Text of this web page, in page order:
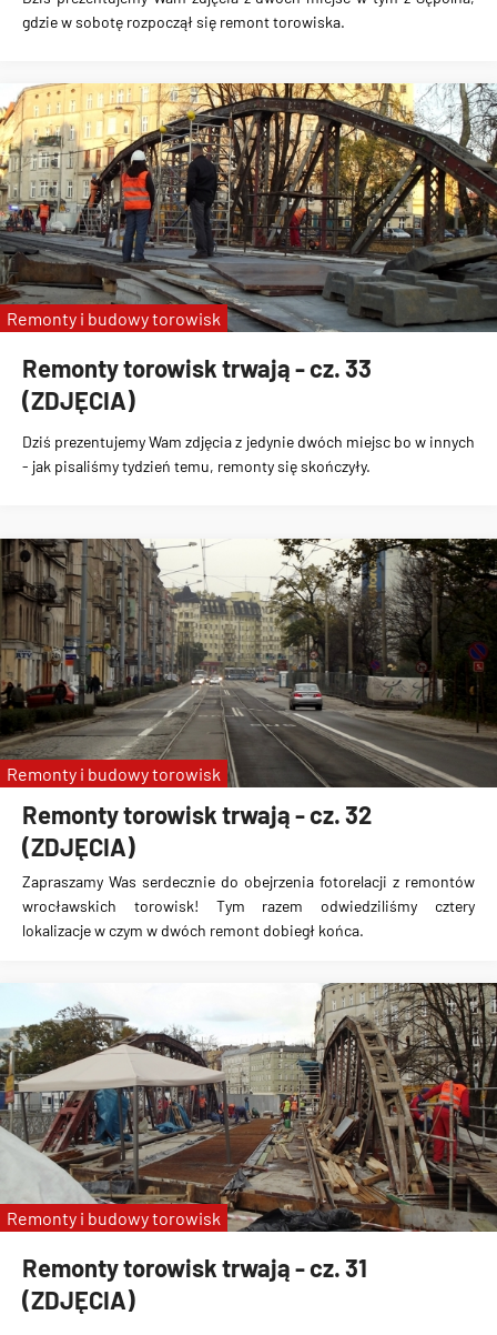
gdzie w sobotę rozpoczął się remont torowiska.
Remonty torowisk trwają - cz. 33
(ZDJĘCIA)
Dziś prezentujemy Wam zdjęcia z jedynie dwóch miejsc bo w innych
- jak pisaliśmy tydzień temu, remonty się skończyły.
Remonty i budowy torowisk
Remonty torowisk trwają - cz. 32
(ZDJĘCIA)
Zapraszamy Was serdecznie do obejrzenia fotorelacji z remontów
wrocławskich torowisk! Tym razem odwiedziliśmy cztery
lokalizacje w czym w dwóch remont dobiegł końca.
Remonty i budowy torowisk
Remonty torowisk trwają - cz. 31
(ZDJĘCIA)
Remonty i budowy torowisk